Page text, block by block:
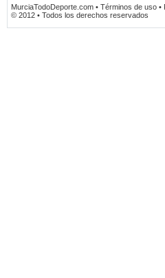
MurciaTodoDeporte.com • Términos de uso
© 2012 • Todos los derechos reservados